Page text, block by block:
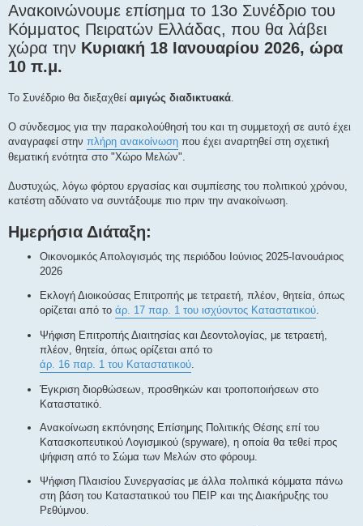
μ
ο
σ
ί
ε
υ
σ
η
Ανακοινώνουμε επίσημα το 13ο Συνέδριο του
Κόμματος Πειρατών Ελλάδας, που θα λάβει
χώρα την Κυριακή 18 Ιανουαρίου 2026, ώρα
10 π.μ.
Το Συνέδριο θα διεξαχθεί αμιγώς διαδικτυακά.
Ο σύνδεσμος για την παρακολούθησή του και τη συμμετοχή σε αυτό έχει
αναγραφεί στην πλήρη ανακοίνωση που έχει αναρτηθεί στη σχετική
θεματική ενότητα στο "Χώρο Μελών".
Δυστυχώς, λόγω φόρτου εργασίας και συμπίεσης του πολιτικού χρόνου,
κατέστη αδύνατο να συντάξουμε πιο πριν την ανακοίνωση.
Ημερήσια Διάταξη:
Οικονομικός Απολογισμός της περιόδου Ιούνιος 2025-Ιανουάριος
2026
Εκλογή Διοικούσας Επιτροπής με τετραετή, πλέον, θητεία, όπως
ορίζεται από το άρ. 17 παρ. 1 του ισχύοντος Καταστατικού.
Ψήφιση Επιτροπής Διαιτησίας και Δεοντολογίας, με τετραετή,
πλέον, θητεία, όπως ορίζεται από το
άρ. 16 παρ. 1 του Καταστατικού
Έγκριση διορθώσεων, προσθηκών και τροποποιήσεων στο
Καταστατικό.
Ανακοίνωση εκπόνησης Επίσημης Πολιτικής Θέσης επί του
Κατασκοπευτικού Λογισμικού (spyware), η οποία θα τεθεί προς
ψήφιση από το Σώμα των Μελών στο φόρουμ.
Ψήφιση Πλαισίου Συνεργασίας με άλλα πολιτικά κόμματα πάνω
στη βάση του Καταστατικού του ΠΕΙΡ και της Διακήρυξης του
Ρεθύμνου.